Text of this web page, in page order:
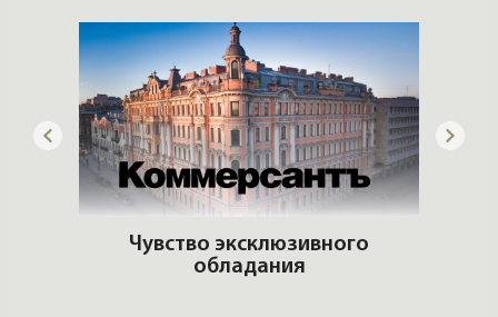
Чувство эксклюзивного
обладания